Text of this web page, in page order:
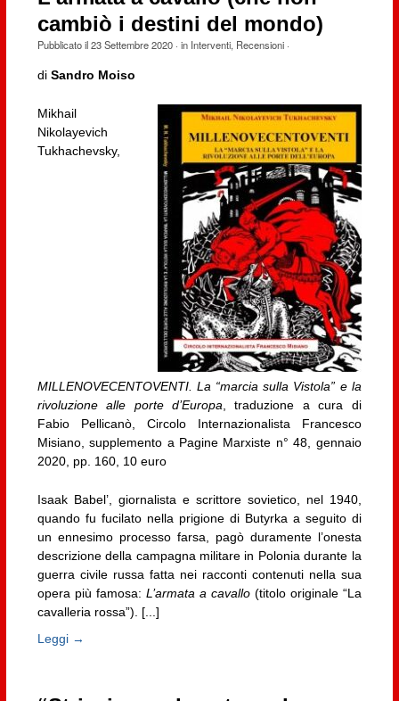
cambiò i destini del mondo)
Pubblicato il23 Settembre 2020· in Interventi, Recensioni·
di Sandro Moiso
Mikhail
Nikolayevich
Tukhachevsky,
MILLENOVECENTOVENTI. La “marcia sulla Vistola” e la
rivoluzione alle porte d’Europa , traduzione a cura di
Fabio Pellicanò, Circolo Internazionalista Francesco
Misiano, supplemento a Pagine Marxiste n° 48, gennaio
2020, pp. 160, 10 euro
Isaak Babel’, giornalista e scrittore sovietico, nel 1940,
quando fu fucilato nella prigione di Butyrka a seguito di
un ennesimo processo farsa, pagò duramente l’onesta
descrizione della campagna militare in Polonia durante la
guerra civile russa fatta nei racconti contenuti nella sua
opera più famosa: L’armata a cavallo(titolo originale “La
cavalleria rossa”). [...]
Leggi →